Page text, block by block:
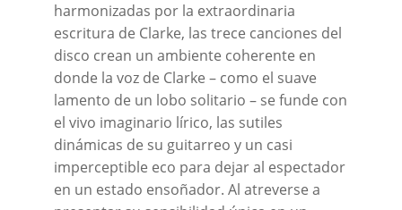
harmonizadas por la extraordinaria
escritura de Clarke, las trece canciones del
disco crean un ambiente coherente en
donde la voz de Clarke – como el suave
lamento de un lobo solitario – se funde con
el vivo imaginario lírico, las sutiles
dinámicas de su guitarreo y un casi
imperceptible eco para dejar al espectador
en un estado ensoñador. Al atreverse a